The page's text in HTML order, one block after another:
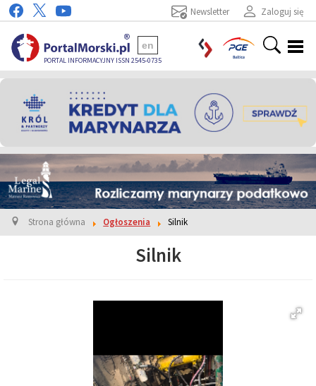
Zaloguj się
Newsletter
PORTAL INFORMACYJNY ISSN 2545-0735
en
Strona główna Ogłoszenia Silnik
Silnik